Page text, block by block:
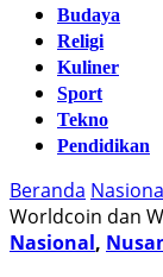
Budaya
Religi
Kuliner
Sport
Tekno
Pendidikan
Beranda
Worldcoin dan
Nasional,